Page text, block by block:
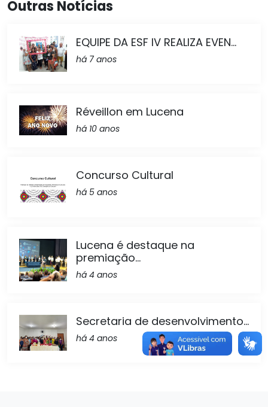
Outras Notícias
EQUIPE DA ESF IV REALIZA EVEN...
há 7 anos
Réveillon em Lucena
há 10 anos
Concurso Cultural
há 5 anos
Lucena é destaque na
premiação...
há 4 anos
Secretaria de desenvolvimento...
há 4 anos